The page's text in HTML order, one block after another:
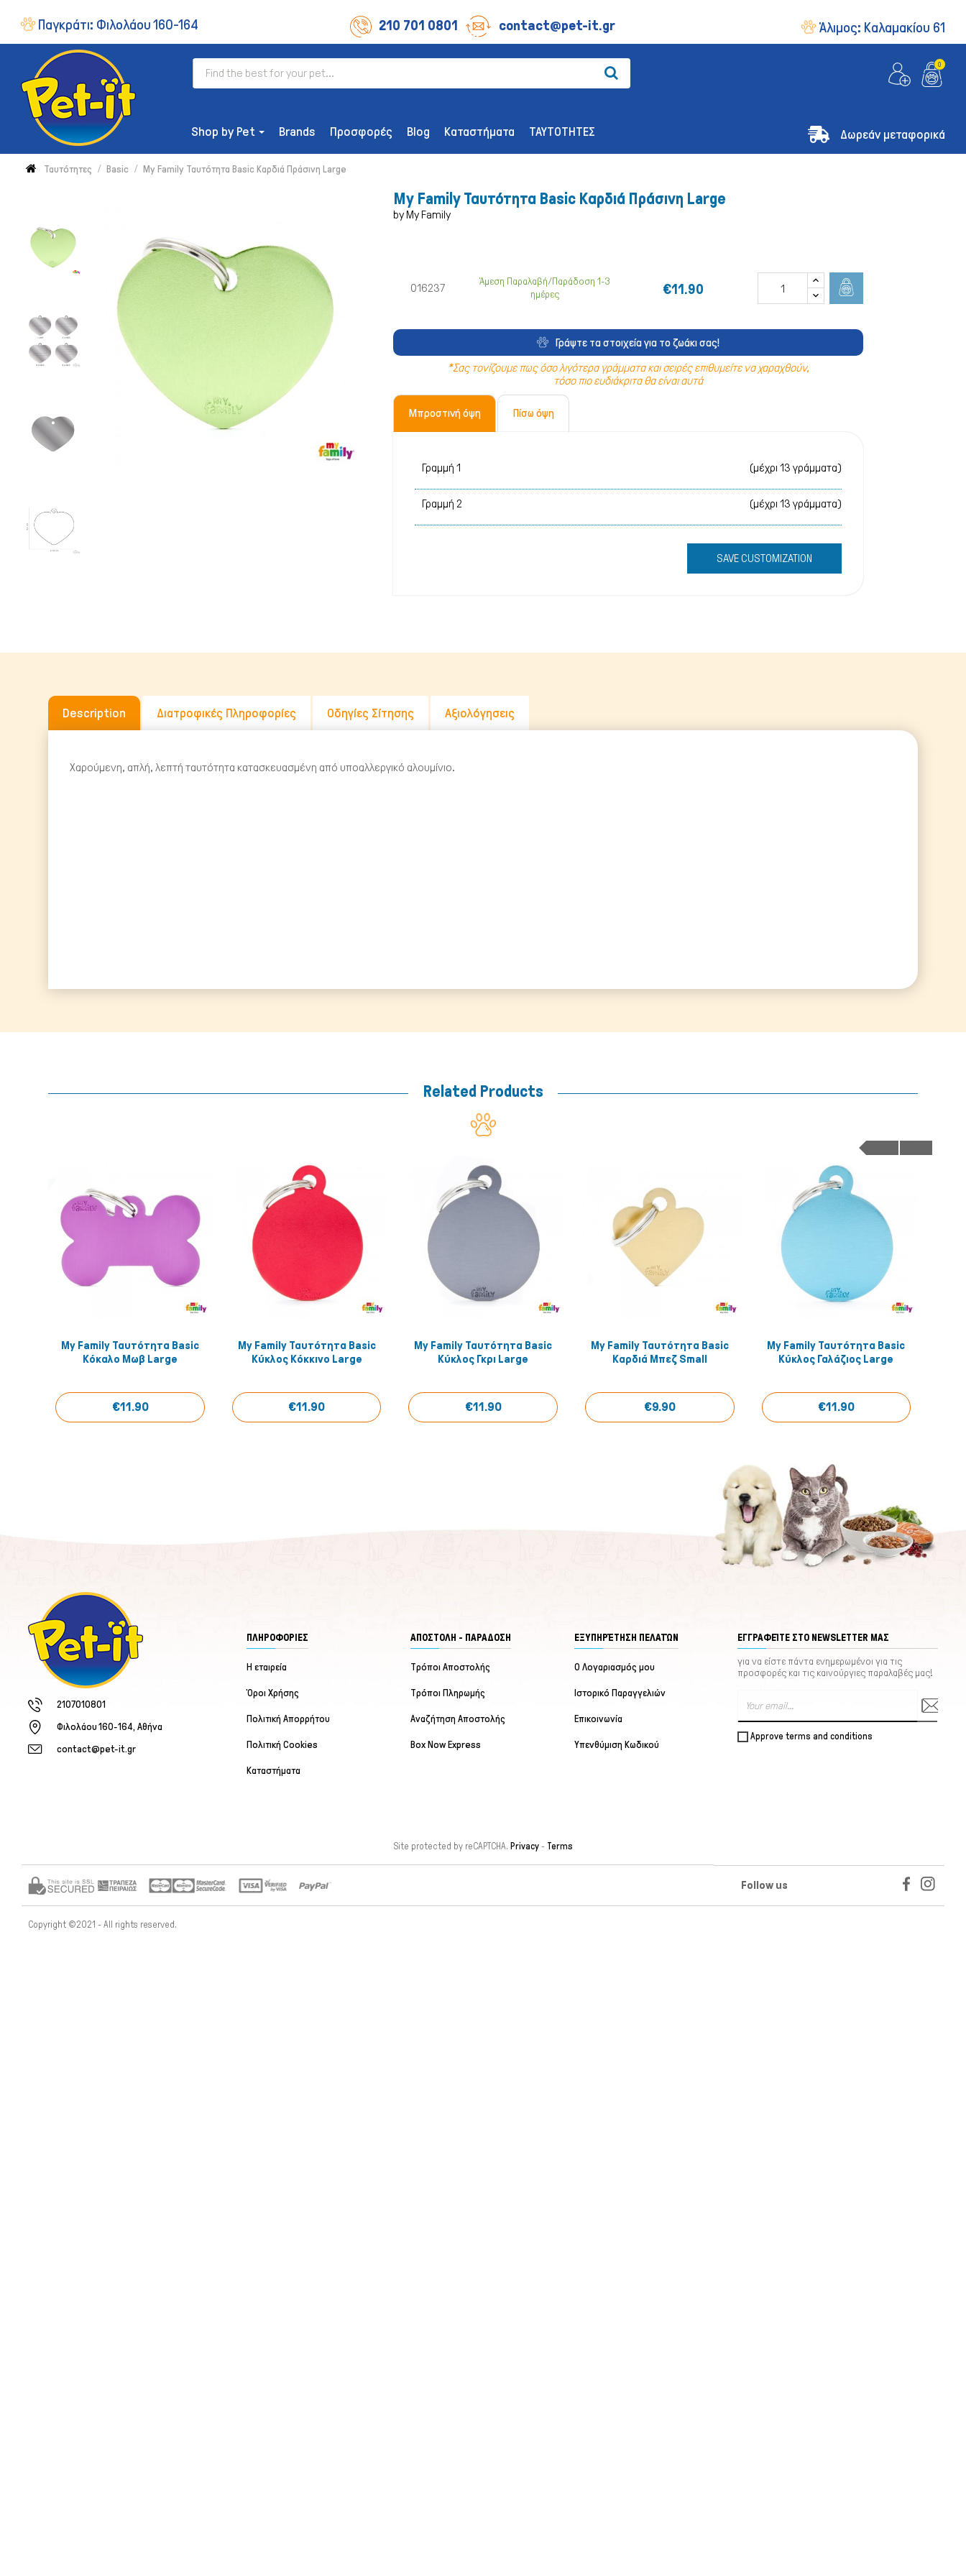
Παγκράτι: Φιλολάου 160-164 210 701 0801 contact@pet-it.gr Άλιμος: Καλαμακίου 61
0
Shop by Pet
ΔΙΑΤΡΟΦΉ
Ξηρή Τροφή
Συμπληρώματα & Βιταμίνες
Οδοντικής Υγιεινής
Φυσικές Λιχουδιές
Μπισκότα Σκύλου
Παιχνίδια
Καλλωπισμός & Υγιεινή
Μεταφοράς & Ταξιδίου
Brands Προσφορές Blog Καταστήματα ΤΑΥΤΟΤΗΤΕΣ Δωρεάν μεταφορικά
Ταυτότητες Basic My Family Ταυτότητα Basic Καρδιά Πράσινη Large
My Family Ταυτότητα Basic Καρδιά Πράσινη Large
by My Family
016237
Άμεση Παραλαβή/Παράδοση 1-3
ημέρες
€11.90
Γράψτε τα στοιχεία για το ζωάκι σας!
*Σας τονίζουμε πως όσο λιγότερα γράμματα και σειρές επιθυμείτε να χαραχθούν,
τόσο πιο ευδιάκριτα θα είναι αυτά
Μπροστινή όψη Πίσω όψη
(μέχρι 13 γράμματα)
(μέχρι 13 γράμματα)
SAVE CUSTOMIZATION
Description Διατροφικές Πληροφορίες Οδηγίες Σίτησης Αξιολόγησεις
Χαρούμενη, απλή, λεπτή ταυτότητα κατασκευασμένη από υποαλλεργικό αλουμίνιο.
Related Products
Quick View
My Family Ταυτότητα Basic
Κόκαλο Μωβ Large
€11.90
Quick View
My Family Ταυτότητα Basic
Κύκλος Κόκκινο Large
€11.90
Quick View
My Family Ταυτότητα Basic
Κύκλος Γκρι Large
€11.90
Quick View
My Family Ταυτότητα Basic
Καρδιά Μπεζ Small
€9.90
Quick View
My Family Ταυτότητα Basic
Κύκλος Γαλάζιος Large
€11.90
2107010801
Φιλολάου 160-164, Αθήνα
contact@pet-it.gr
ΠΛΗΡΟΦΟΡΙΕΣ
Η εταιρεία
Όροι Χρήσης
Πολιτική Απορρήτου
Πολιτική Cookies
Καταστήματα
ΑΠΟΣΤΟΛΗ - ΠΑΡΑΔΟΣΗ
Τρόποι Αποστολής
Τρόποι Πληρωμής
Αναζήτηση Αποστολής
Box Now Express
ΕΞΥΠΗΡΈΤΗΣΗ ΠΕΛΑΤΏΝ
Ο Λογαριασμός μου
Ιστορικό Παραγγελιών
Επικοινωνία
Υπενθύμιση Κωδικού
ΕΓΓΡΑΦΕΊΤΕ ΣΤΟ NEWSLETTER ΜΑΣ
για να είστε πάντα ενημερωμένοι για τις
προσφορές και τις καινούργιες παραλαβές μας!
Approve terms and conditions
Site protected by reCAPTCHA. Privacy- Terms
Follow us
Copyright ©2021 - All rights reserved.